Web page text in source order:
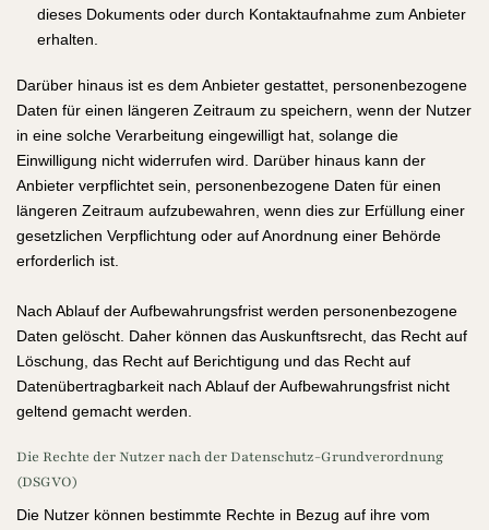
dieses Dokuments oder durch Kontaktaufnahme zum Anbieter
erhalten.
Darüber hinaus ist es dem Anbieter gestattet, personenbezogene
Daten für einen längeren Zeitraum zu speichern, wenn der Nutzer
in eine solche Verarbeitung eingewilligt hat, solange die
Einwilligung nicht widerrufen wird. Darüber hinaus kann der
Anbieter verpflichtet sein, personenbezogene Daten für einen
längeren Zeitraum aufzubewahren, wenn dies zur Erfüllung einer
gesetzlichen Verpflichtung oder auf Anordnung einer Behörde
erforderlich ist.
Nach Ablauf der Aufbewahrungsfrist werden personenbezogene
Daten gelöscht. Daher können das Auskunftsrecht, das Recht auf
Löschung, das Recht auf Berichtigung und das Recht auf
Datenübertragbarkeit nach Ablauf der Aufbewahrungsfrist nicht
geltend gemacht werden.
Die Rechte der Nutzer nach der Datenschutz-Grundverordnung
(DSGVO)
Die Nutzer können bestimmte Rechte in Bezug auf ihre vom